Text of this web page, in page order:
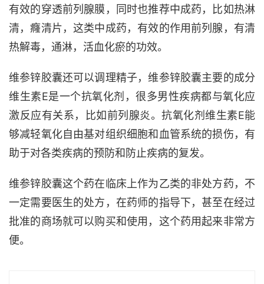
有效的穿透前列腺膜，同时也推荐中成药，比如热淋
清，癃清片，这类中成药，有效的作用前列腺，有清
热解毒，通淋，活血化瘀的功效。
维参锌胶囊还可以调理精子，维参锌胶囊主要的成分
维生素E是一个抗氧化剂，很多男性疾病都与氧化应
激反应有关系，比如前列腺炎。抗氧化剂维生素E能
够减轻氧化自由基对组织细胞和血管系统的损伤，有
助于对各类疾病的预防和防止疾病的复发。
维参锌胶囊这个药在临床上作为乙类的非处方药，不
一定需要医生的处方，在药师的指导下，甚至在经过
批准的商场就可以购买和使用，这个药用起来非常方
便。